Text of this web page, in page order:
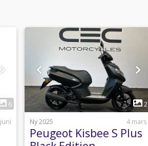
6
1
2
Ny 2025
4 mars
Peugeot Kisbee S Plus